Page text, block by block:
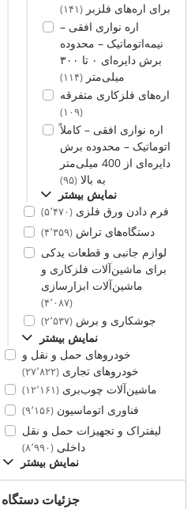
برای اره‌های فلزبر(۱۴۱)
اره نواری افقی –
نیمه‌اتوماتیک – محدوده
برش دایره‌ای ۰ تا ۳۰۰
میلی‌متر(۱۱۴)
اره‌های فلزکاری متفرقه
(۱۰۹)
اره نواری افقی – کاملاً
اتوماتیک – محدوده برش
دایره‌ای از 400 میلی‌متر
به بالا(۹۵)
نمایش بیشتر
فرم دادن ورق فلزی(۵٬۴۷۰)
دستگاه‌های تراش(۴٬۳۵۹)
لوازم جانبی و قطعات یدکی
برای ماشین‌آلات فلزکاری و
ماشین‌آلات ابزارسازی
(۴٬۰۸۷)
جوشکاری و برش(۲٬۵۳۷)
نمایش بیشتر
خودروهای حمل و نقل و
خودروهای تجاری(۲۷٬۸۲۲)
ماشین‌آلات چوب‌بری(۱۲٬۱۶۱)
فناوری اتوماسیون(۹٬۱۵۶)
لیفتراک و تجهیزات حمل و نقل
داخلی(۸٬۹۹۰)
نمایش بیشتر
جزئیات دستگاه